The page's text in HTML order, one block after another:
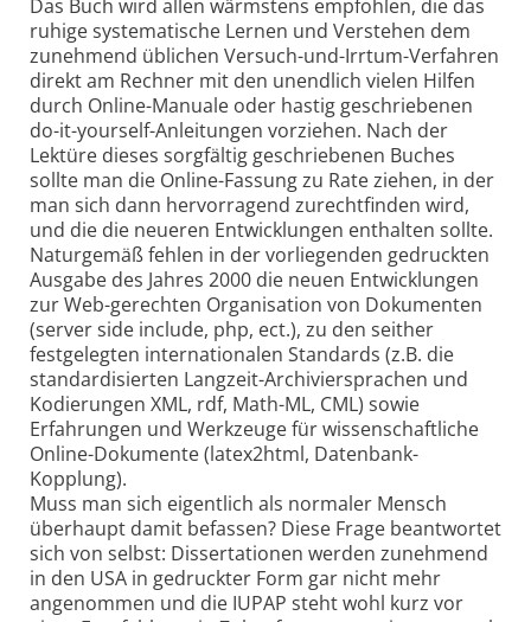
Das Buch wird allen wärmstens empfohlen, die das
ruhige systematische Lernen und Verstehen dem
zunehmend üblichen Versuch-und-Irrtum-Verfahren
direkt am Rechner mit den unendlich vielen Hilfen
durch Online-Manuale oder hastig geschriebenen
do-it-yourself-Anleitungen vorziehen. Nach der
Lektüre dieses sorgfältig geschriebenen Buches
sollte man die Online-Fassung zu Rate ziehen, in der
man sich dann hervorragend zurechtfinden wird,
und die die neueren Entwicklungen enthalten sollte.
Naturgemäß fehlen in der vorliegenden gedruckten
Ausgabe des Jahres 2000 die neuen Entwicklungen
zur Web-gerechten Organisation von Dokumenten
(server side include, php, ect.), zu den seither
festgelegten internationalen Standards (z.B. die
standardisierten Langzeit-Archiviersprachen und
Kodierungen XML, rdf, Math-ML, CML) sowie
Erfahrungen und Werkzeuge für wissenschaftliche
Online-Dokumente (latex2html, Datenbank-
Kopplung).
Muss man sich eigentlich als normaler Mensch
überhaupt damit befassen? Diese Frage beantwortet
sich von selbst: Dissertationen werden zunehmend
in den USA in gedruckter Form gar nicht mehr
angenommen und die IUPAP steht wohl kurz vor